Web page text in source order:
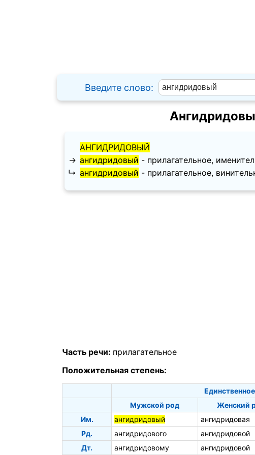
Введите слово:
АНГИДРИДОВЫЙ
→ ангидридовый - прилагательное,
↳ ангидридовый - прилагательное,
Часть речи: прилагательное
Положительная степень:
Мужской род
Женский
Им.
ангидридовый ангидридовая
Рд.
ангидридового ангидридовой
Дт.
ангидридовому ангидридовой